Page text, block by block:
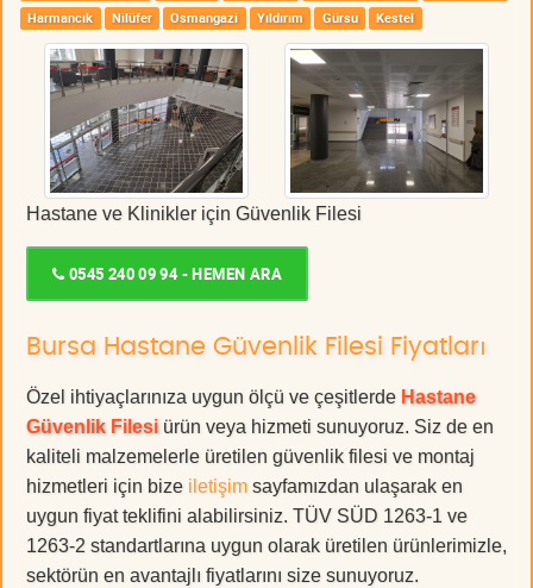
Harmancık
Nilüfer Osmangazi Yıldırım Gürsu Kestel
Hastane ve Klinikler için Güvenlik Filesi
0545 240 09 94 - HEMEN ARA
Bursa Hastane Güvenlik Filesi Fiyatları
Özel ihtiyaçlarınıza uygun ölçü ve çeşitlerde Hastane
Güvenlik Filesi ürün veya hizmeti sunuyoruz. Siz de en
kaliteli malzemelerle üretilen güvenlik filesi ve montaj
hizmetleri için bize iletişim sayfamızdan ulaşarak en
uygun fiyat teklifini alabilirsiniz. TÜV SÜD 1263-1 ve
1263-2 standartlarına uygun olarak üretilen ürünlerimizle,
sektörün en avantajlı fiyatlarını size sunuyoruz.